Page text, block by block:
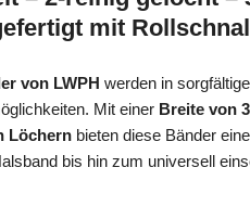
mit
von LWPH werden in
Mit einer Breite von
Löchern bieten diese Bänder
bis hin zum universell